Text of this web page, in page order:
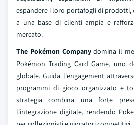
espandere i loro portafogli di
a una base di clienti ampia e
mercato.
The Pokémon Companydomina il
Pokémon Trading Card Game, uno
globale. Guida l'engagement
programmi di gioco organizzato e
strategia combina una forte
l'integrazione digitale, rendendo